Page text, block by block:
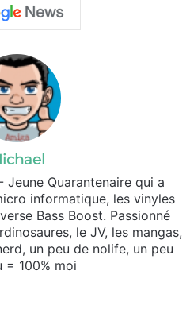
Jeune Quarantenaire qui a
informatique, les vinyles
Bass Boost. Passionné
le JV, les mangas,
un peu de nolife, un peu
= 100% moi